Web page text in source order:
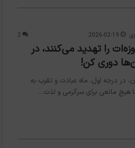
2026-02-19
2
را تهدید می‌کنند، در
دوری کن!
در درجه اول، ماه عبادت و تقرب به
هیچ مانعی برای سرگرمی و لذت…